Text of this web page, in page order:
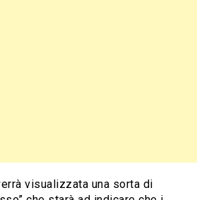
visualizzata una sorta di